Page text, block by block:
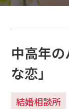
中高年
な恋」
結婚相談所